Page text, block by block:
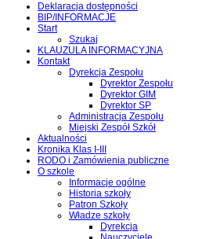
Deklaracja dostępności
BIP/INFORMACJE
Start
Szukaj
KLAUZULA INFORMACYJNA
Kontakt
Dyrekcja Zespołu
Dyrektor Zespołu
Dyrektor GIM
Dyrektor SP
Administracja Zespołu
Miejski Zespół Szkół
Aktualności
Kronika Klas I-III
RODO i Zamówienia publiczne
O szkole
Informacje ogólne
Historia szkoły
Patron Szkoły
Władze szkoły
Dyrekcja